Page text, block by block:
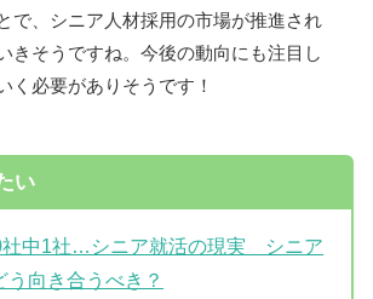
で、シニア人材採用の市場が推進され
きそうですね。今後の動向にも注目し
く必要がありそうです！
い
社中1社…シニア就活の現実 シニア
う向き合うべき？